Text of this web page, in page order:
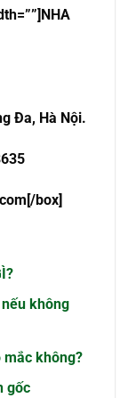
Đa, Hà Nội.
[/box]
không
mắc không?
gốc